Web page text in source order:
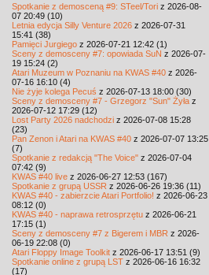
Spotkanie z demosceną #9: STeel/Tori z 2026-08-
07 20:49 (10)
Letnia edycja Silly Venture 2026 z 2026-07-31
15:41 (38)
Pamięci Jurgiego z 2026-07-21 12:42 (1)
Sceny z demosceny #7: opowiada SuN z 2026-07-
19 15:24 (2)
Atari Muzeum w Poznaniu na KWAS #40 z 2026-
07-16 16:10 (4)
Nie żyje kolega Pecuś z 2026-07-13 18:00 (30)
Sceny z demosceny #7 - Grzegorz "Sun" Żyła z
2026-07-12 17:29 (12)
Lost Party 2026 nadchodzi z 2026-07-08 15:28
(23)
Pan Zenon i Atari na KWAS #40 z 2026-07-07 13:25
(7)
Spotkanie z redakcją "The Voice" z 2026-07-04
07:42 (9)
KWAS #40 live z 2026-06-27 12:53 (167)
Spotkanie z grupą USSR z 2026-06-26 19:36 (11)
KWAS #40 - zabierzcie Atari Portfolio! z 2026-06-23
08:12 (0)
KWAS #40 - naprawa retrosprzętu z 2026-06-21
17:15 (1)
Sceny z demosceny #7 z Bigerem i MBR z 2026-
06-19 22:08 (0)
Atari Floppy Image Toolkit z 2026-06-17 13:51 (9)
Spotkanie online z grupą LST z 2026-06-16 16:32
(17)